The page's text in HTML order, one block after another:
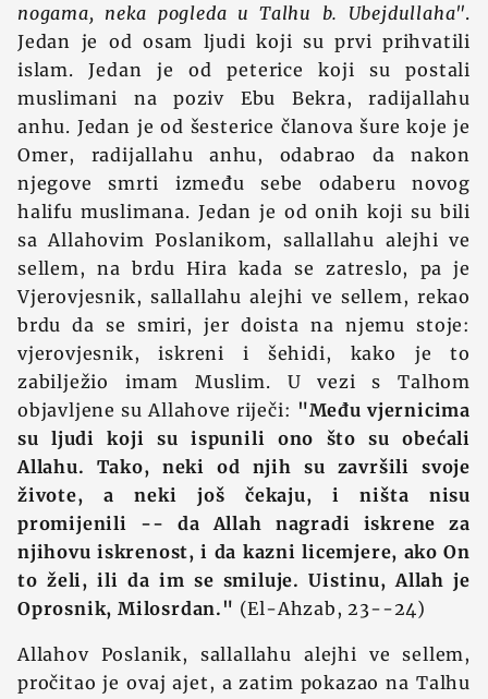
nogama, neka pogleda u Talhu b. Ubejdullaha".
Jedan je od osam ljudi koji su prvi prihvatili
islam. Jedan je od peterice koji su postali
muslimani na poziv Ebu Bekra, radijallahu
anhu. Jedan je od šesterice članova šure koje je
Omer, radijallahu anhu, odabrao da nakon
njegove smrti između sebe odaberu novog
halifu muslimana. Jedan je od onih koji su bili
sa Allahovim Poslanikom, sallallahu alejhi ve
sellem, na brdu Hira kada se zatreslo, pa je
Vjerovjesnik, sallallahu alejhi ve sellem, rekao
brdu da se smiri, jer doista na njemu stoje:
vjerovjesnik, iskreni i šehidi, kako je to
zabilježio imam Muslim. U vezi s Talhom
objavljene su Allahove riječi: "Među vjernicima
su ljudi koji su ispunili ono što su obećali
Allahu. Tako, neki od njih su završili svoje
živote, a neki još čekaju, i ništa nisu
promijenili -- da Allah nagradi iskrene za
njihovu iskrenost, i da kazni licemjere, ako On
to želi, ili da im se smiluje. Uistinu, Allah je
Oprosnik, Milosrdan." (El-Ahzab, 23--24)
Allahov Poslanik, sallallahu alejhi ve sellem,
pročitao je ovaj ajet, a zatim pokazao na Talhu